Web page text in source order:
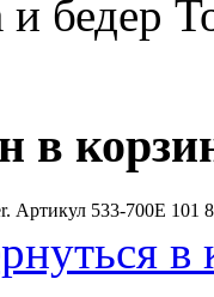
и бедер
в
Артикул 533-700E 101
в